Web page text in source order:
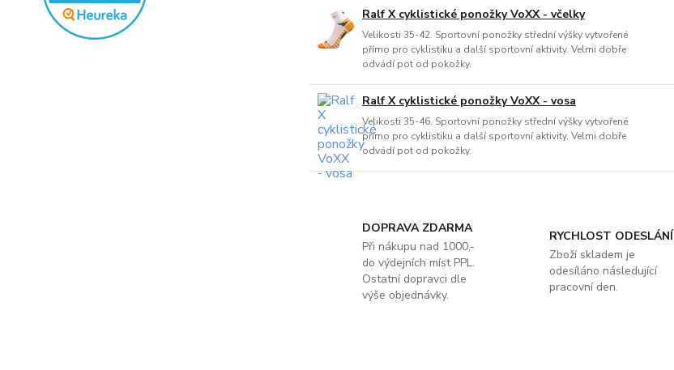
Ralf X cyklistické ponožky VoXX - včelky
Velikosti 35-42. Sportovní ponožky střední výšky vytvořené
přímo pro cyklistiku a další sportovní aktivity. Velmi dobře
odvádí pot od pokožky.
Ralf X cyklistické ponožky VoXX - vosa
Velikosti 35-46. Sportovní ponožky střední výšky vytvořené
přímo pro cyklistiku a další sportovní aktivity. Velmi dobře
odvádí pot od pokožky.
DOPRAVA ZDARMA
Při nákupu nad 1000,-
do výdejních míst PPL.
Ostatní dopravci dle
výše objednávky.
RYCHLOST ODESLÁNÍ
Zboží skladem je
odesíláno následující
pracovní den.